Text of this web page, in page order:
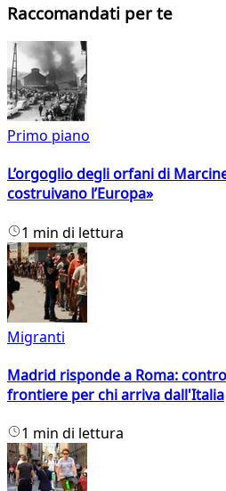
Raccomandati per te
Primo piano
L’orgoglio degli orfani di
costruivano l’Europa»
1 min di lettura
Migranti
Madrid risponde a Roma:
frontiere per chi arriva dall'Italia
1 min di lettura